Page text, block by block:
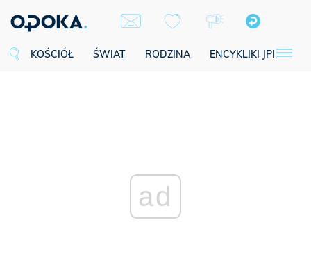
KOŚCIÓŁ ŚWIAT RODZINA ENCYKLIKI JPII
ad